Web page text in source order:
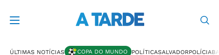
ÚLTIMAS NOTÍCIAS COPA DO MUNDO POLÍTICASALVADORPOLÍCIA